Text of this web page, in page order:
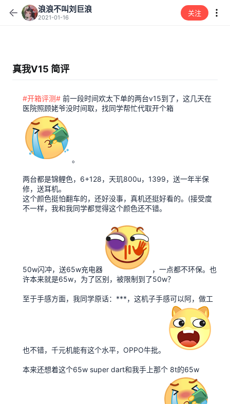
浪浪不叫刘巨浪
2021-01-16
关注
真我V15 简评
#开箱评测# 前一段时间欢太下单的两台v15到了，这几天在
医院照顾姥爷没时间取，找同学帮忙代取开个箱
。
两台都是锦鲤色，6+128，天玑800u，1399，送一年半保
修，送耳机。
这个颜色挺怕翻车的，还好没事，真机还挺好看的。(接受度
不一样，我和我同学都觉得这个颜色还不错。
50w闪冲，送65w充电器
，一点都不环保。也
许本来就是65w，为了区别，被限制到了50w？
至于手感方面，我同学原话：***，这机子手感可以阿，做工
也不错，千元机能有这个水平，OPPO牛批。
本来还想着这个65w super dart和我手上那个 8t的65w